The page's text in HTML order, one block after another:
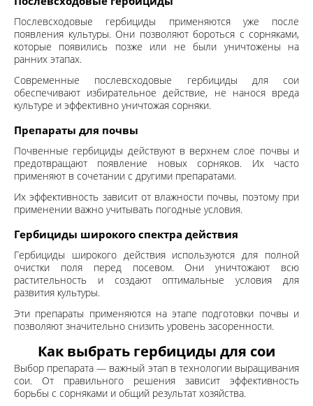
Послевсходовые гербициды применяются уже после
появления культуры. Они позволяют бороться с сорняками,
которые появились позже или не были уничтожены на
ранних этапах.
Современные послевсходовые гербициды для сои
обеспечивают избирательное действие, не нанося вреда
культуре и эффективно уничтожая сорняки.
Препараты для почвы
Почвенные гербициды действуют в верхнем слое почвы и
предотвращают появление новых сорняков. Их часто
применяют в сочетании с другими препаратами.
Их эффективность зависит от влажности почвы, поэтому при
применении важно учитывать погодные условия.
Гербициды широкого спектра действия
Гербициды широкого действияиспользуются для полной
очистки поля перед посевом. Они уничтожают всю
растительность и создают оптимальные условия для
развития культуры.
Эти препараты применяются на этапе подготовки почвы и
позволяют значительно снизить уровень засоренности.
Как выбрать гербициды для сои
Выбор препарата — важный этап в технологии выращивания
сои. От правильного решения зависит эффективность
борьбы с сорняками и общий результат хозяйства.